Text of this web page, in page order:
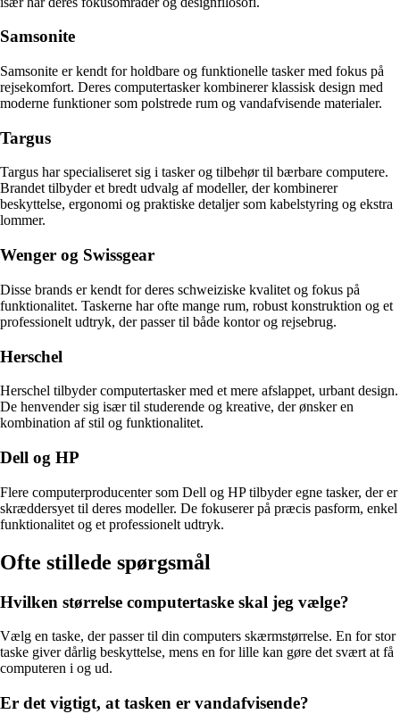
Samsonite
Samsonite er kendt for holdbare og funktionelle tasker med fokus på
rejsekomfort. Deres computertasker kombinerer klassisk design med
moderne funktioner som polstrede rum og vandafvisende materialer.
Targus
Targus har specialiseret sig i tasker og tilbehør til bærbare computere.
Brandet tilbyder et bredt udvalg af modeller, der kombinerer
beskyttelse, ergonomi og praktiske detaljer som kabelstyring og ekstra
lommer.
Wenger og Swissgear
Disse brands er kendt for deres schweiziske kvalitet og fokus på
funktionalitet. Taskerne har ofte mange rum, robust konstruktion og et
professionelt udtryk, der passer til både kontor og rejsebrug.
Herschel
Herschel tilbyder computertasker med et mere afslappet, urbant design.
De henvender sig især til studerende og kreative, der ønsker en
kombination af stil og funktionalitet.
Dell og HP
Flere computerproducenter som Dell og HP tilbyder egne tasker, der er
skræddersyet til deres modeller. De fokuserer på præcis pasform, enkel
funktionalitet og et professionelt udtryk.
Ofte stillede spørgsmål
Hvilken størrelse computertaske skal jeg vælge?
Vælg en taske, der passer til din computers skærmstørrelse. En for stor
taske giver dårlig beskyttelse, mens en for lille kan gøre det svært at få
computeren i og ud.
Er det vigtigt, at tasken er vandafvisende?